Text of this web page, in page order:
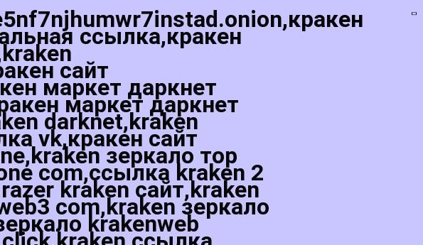
ссылка,кракен
сайт
маркет даркнет
маркет даркнет
darknet,kraken
vk,кракен сайт
зеркало тор
com,ссылка kraken 2
kraken сайт,kraken
com,kraken зеркало
krakenweb